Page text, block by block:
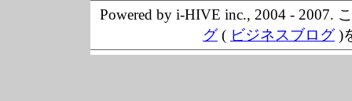
Powered by i-HIVE inc., 2004 - 2007.
グ( ビジネスブログ)